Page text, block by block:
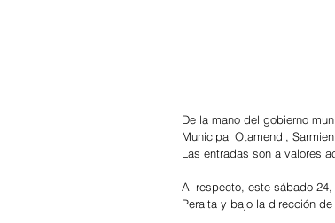
De la mano del gobierno
Municipal Otamendi,
Las entradas son a valores
Al respecto, este sábado 24,
Peralta y bajo la dirección